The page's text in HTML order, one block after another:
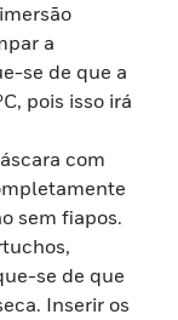
a
se de que a
pois isso irá
com
sem fiapos.
se de que
Inserir os